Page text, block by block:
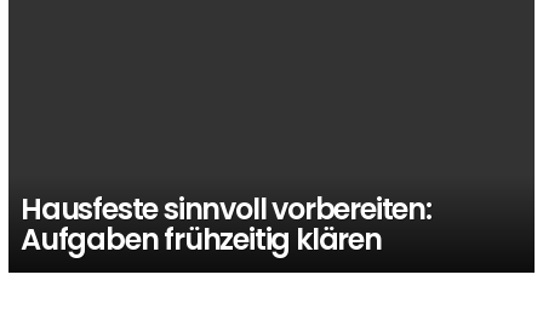
Hausfeste sinnvoll vorbereiten:
Aufgaben frühzeitig klären